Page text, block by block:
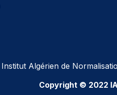
Institut Algérien de
Copyright © 2022